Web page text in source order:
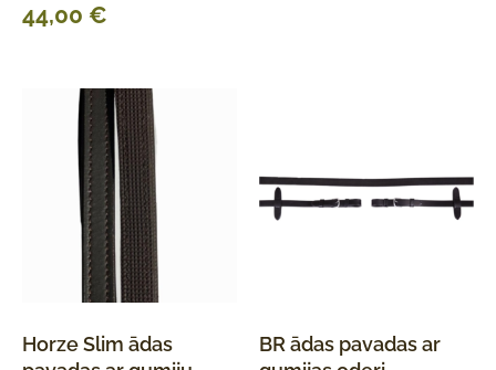
44,00 €
Horze Slim ādas
BR ādas pavadas ar